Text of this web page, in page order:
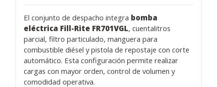
El conjunto de despacho integra bomba
eléctrica Fill-Rite FR701VGL, cuentalitros
parcial, filtro particulado, manguera para
combustible diésel y pistola de repostaje con corte
automático. Esta configuración permite realizar
cargas con mayor orden, control de volumen y
comodidad operativa.